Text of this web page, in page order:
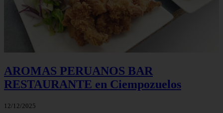
AROMAS PERUANOS BAR
RESTAURANTE en Ciempozuelos
12/12/2025